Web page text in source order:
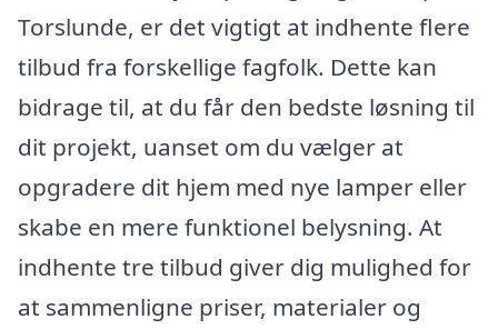
Torslunde, er det vigtigt at indhente flere
tilbud fra forskellige fagfolk. Dette kan
bidrage til, at du får den bedste løsning til
dit projekt, uanset om du vælger at
opgradere dit hjem med nye lamper eller
skabe en mere funktionel belysning. At
indhente tre tilbud giver dig mulighed for
at sammenligne priser, materialer og